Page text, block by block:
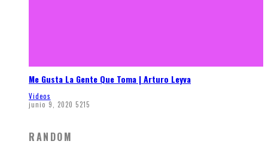
Me Gusta La Gente Que Toma | Arturo Leyva
Videos
junio 9, 2020 5215
RANDOM